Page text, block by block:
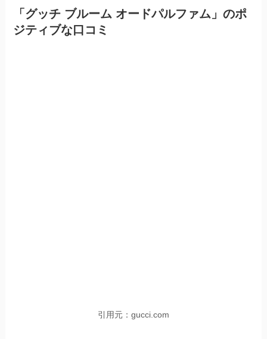
「グッチ ブルーム オードパルファム」のポ
ジティブな口コミ
引用元：gucci.com